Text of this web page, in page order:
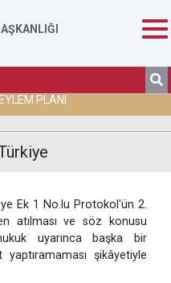
PLANI
Ek 1 No.lu Protokol'ün 2.
atılması ve söz konusu
uyarınca başka bir
şikâyetiyle